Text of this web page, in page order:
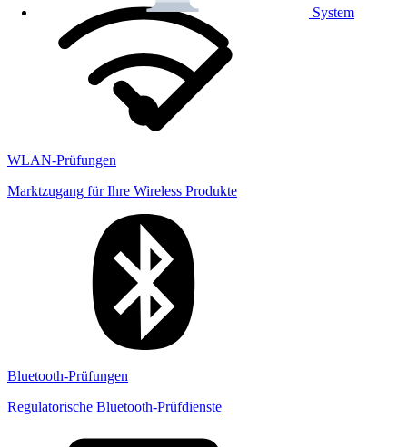
System
WLAN-Prüfungen
Marktzugang für Ihre Wireless Produkte
Bluetooth-Prüfungen
Regulatorische Bluetooth-Prüfdienste